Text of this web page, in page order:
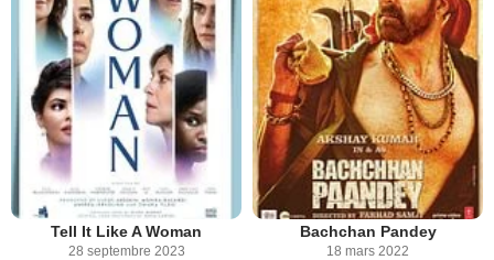
Tell It Like A Woman
28 septembre 2023
Bachchan Pandey
18 mars 2022